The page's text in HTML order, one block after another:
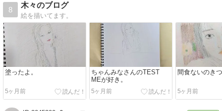
8
木々のブログ
絵を描いてます。
塗ったよ。
5ヶ月前
ちゃんみなさんのTEST
MEが好き。
5ヶ月前
間食ないのき
5ヶ月前